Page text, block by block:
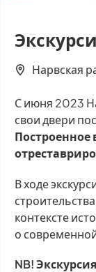
Нарвская
С июня 2023
свои двери
Построенное
В ходе
контексте
о
NB!